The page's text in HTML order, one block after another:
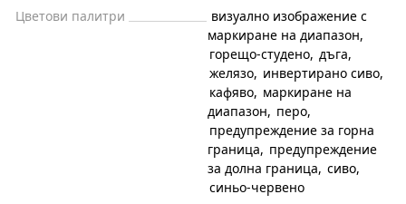
Цветови палитри
визуално изображение с
маркиране на диапазон,
горещо-студено, дъга,
желязо, инвертирано сиво,
кафяво, маркиране на
диапазон, перо,
предупреждение за горна
граница, предупреждение
за долна граница, сиво,
синьо-червено